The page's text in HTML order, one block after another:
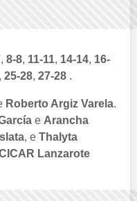
, 8-8, 11-11, 14-14, 16-
, 25-28, 27-28 .
Roberto Argiz Varela.
e Arancha
, e Thalyta
Lanzarote